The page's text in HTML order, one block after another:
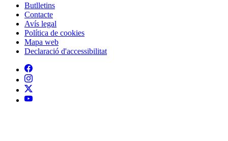
Peu
Butlletins
Contacte
Avís legal
Política de cookies
Mapa web
Declaració d'accessibilitat